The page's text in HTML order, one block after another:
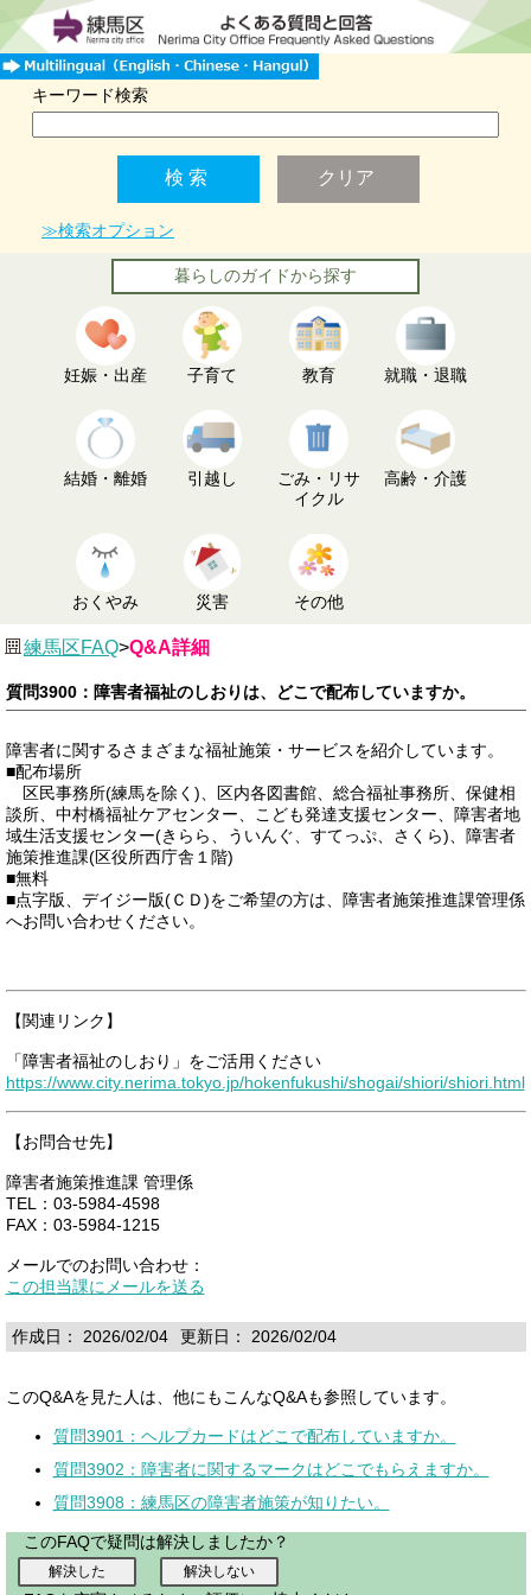
キーワード検索
≫検索オプション
暮らしのガイドから探す
妊娠・出産 子育て 教育 就職・退職
結婚・離婚 引越し
ごみ・リサ
イクル
高齢・介護
おくやみ 災害 その他
練馬区FAQ>Q&A詳細
質問3900：障害者福祉のしおりは、どこで配布していますか。
障害者に関するさまざまな福祉施策・サービスを紹介しています。
■配布場所
区民事務所(練馬を除く)、区内各図書館、総合福祉事務所、保健相
談所、中村橋福祉ケアセンター、こども発達支援センター、障害者地
域生活支援センター(きらら、ういんぐ、すてっぷ、さくら)、障害者
施策推進課(区役所西庁舎１階)
■無料
■点字版、デイジー版(ＣＤ)をご希望の方は、障害者施策推進課管理係
へお問い合わせください。
【関連リンク】
「障害者福祉のしおり」をご活用ください
https://www.city.nerima.tokyo.jp/hokenfukushi/shogai/shiori/shiori.html
【お問合せ先】
障害者施策推進課 管理係
TEL：03-5984-4598
FAX：03-5984-1215
メールでのお問い合わせ：
この担当課にメールを送る
作成日： 2026/02/04 更新日： 2026/02/04
このQ&Aを見た人は、他にもこんなQ&Aも参照しています。
質問3901：ヘルプカードはどこで配布していますか。
質問3902：障害者に関するマークはどこでもらえますか。
質問3908：練馬区の障害者施策が知りたい。
このFAQで疑問は解決しましたか？